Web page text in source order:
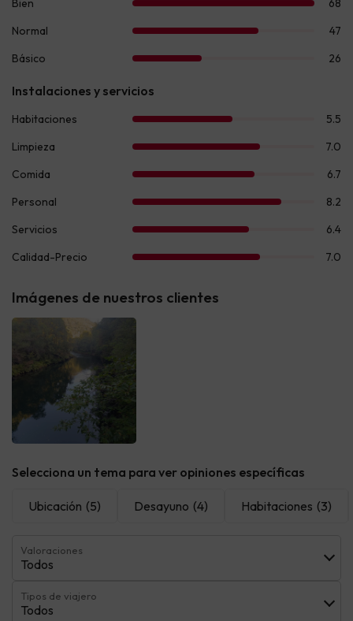
Imágenes de nuestros clientes
Selecciona un tema para ver opiniones específicas
Ubicación (5) Desayuno (4) Habitaciones (3)
Valoraciones
Todos
Tipos de viajero
Todos